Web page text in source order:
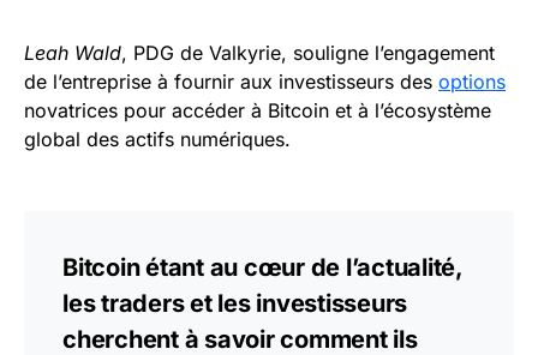
Leah Wald, PDG de Valkyrie, souligne l’engagement
de l’entreprise à fournir aux investisseurs des options
novatrices pour accéder à Bitcoin et à l’écosystème
global des actifs numériques.
Bitcoin étant au cœur de l’actualité,
les traders et les investisseurs
cherchent à savoir comment ils